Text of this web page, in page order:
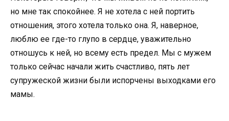
но мне так спокойнее. Я не хотела с ней портить
отношения, этого хотела только она. Я, наверное,
люблю ее где-то глупо в сердце, уважительно
отношусь к ней, но всему есть предел. Мы с мужем
только сейчас начали жить счастливо, пять лет
супружеской жизни были испорчены выходками его
мамы.